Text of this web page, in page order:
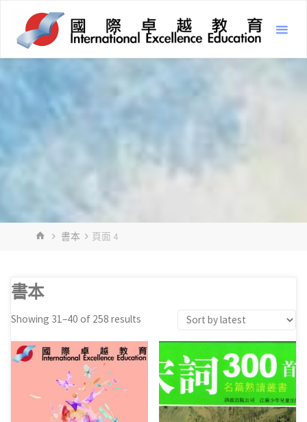
content
HOME書本 頁面 4
書本
Showing 31–40 of 258 results